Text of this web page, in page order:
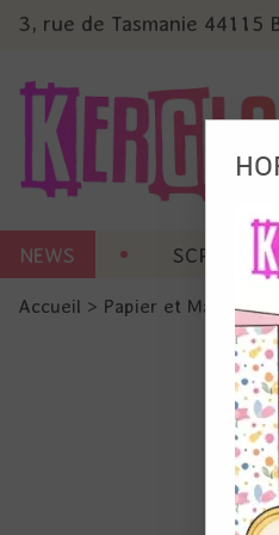
3, rue de Tasmanie 44115
NEWS SCRAP
Accueil > Papier et Matière